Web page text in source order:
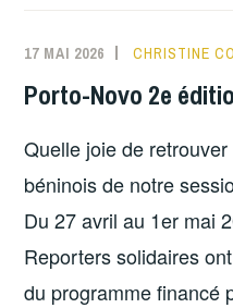
17 MAI 2026 CHRISTINE
Porto-Novo 2e
Quelle joie de
béninois de notre
Du 27 avril au 1er mai
Reporters solidaires
du programme financé